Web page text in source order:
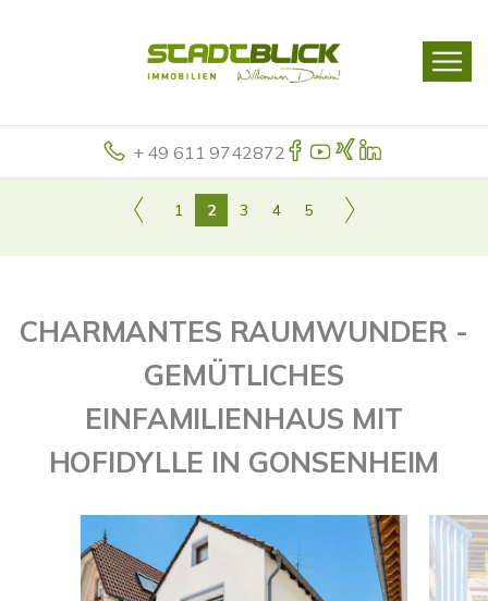
+ 49 611 9742872
1 2 3 4 5
CHARMANTES RAUMWUNDER -
GEMÜTLICHES
EINFAMILIENHAUS MIT
HOFIDYLLE IN GONSENHEIM